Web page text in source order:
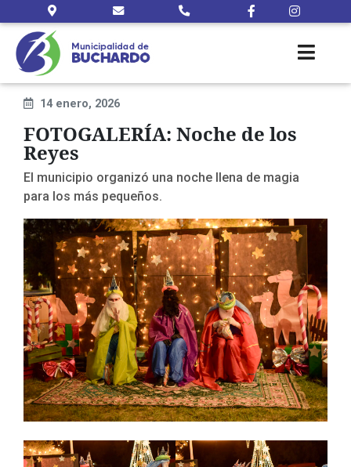
14 enero, 2026
FOTOGALERÍA: Noche de los
Reyes
El municipio organizó una noche llena de magia
para los más pequeños.